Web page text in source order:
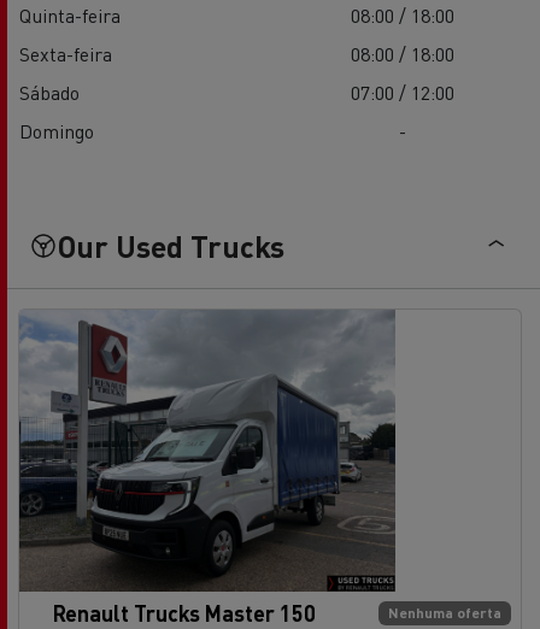
Quinta-feira
08:00 / 18:00
Sexta-feira
08:00 / 18:00
Sábado
07:00 / 12:00
Domingo
-
Our Used Trucks
Nenhuma oferta
Renault Trucks Master 150